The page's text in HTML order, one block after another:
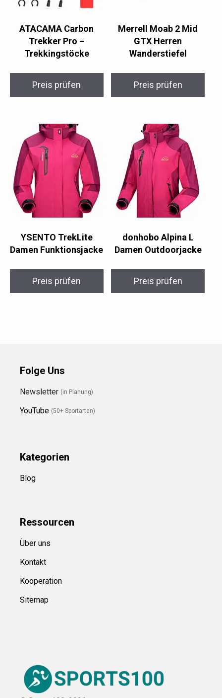
ATACAMA Carbon
Trekker Pro –
Trekkingstöcke
Preis prüfen
Merrell Moab 2 Mid
GTX Herren
Wanderstiefel
Preis prüfen
YSENTO TrekLite
Damen Funktionsjacke
Preis prüfen
donhobo Alpina L
Damen Outdoorjacke
Preis prüfen
Folge Uns
Newsletter (in Planung)
YouTube (50+ Sportarten)
Kategorien
Blog
Ressourcen
Über uns
Kontakt
Kooperation
Sitemap